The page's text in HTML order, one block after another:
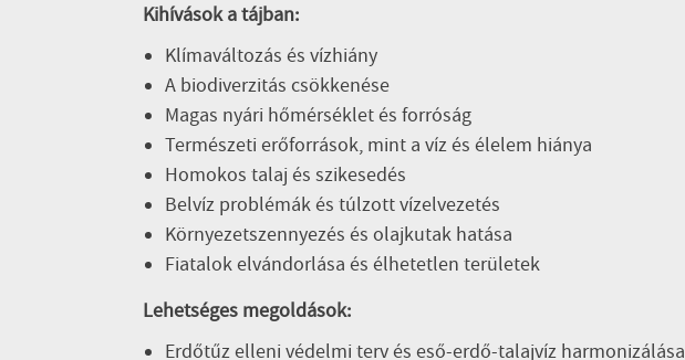
Kihívások a tájban:
Klímaváltozás és vízhiány
A biodiverzitás csökkenése
Magas nyári hőmérséklet és forróság
Természeti erőforrások, mint a víz és élelem hiánya
Homokos talaj és szikesedés
Belvíz problémák és túlzott vízelvezetés
Környezetszennyezés és olajkutak hatása
Fiatalok elvándorlása és élhetetlen területek
Lehetséges megoldások:
Erdőtűz elleni védelmi terv és eső-erdő-talajvíz harmonizálása